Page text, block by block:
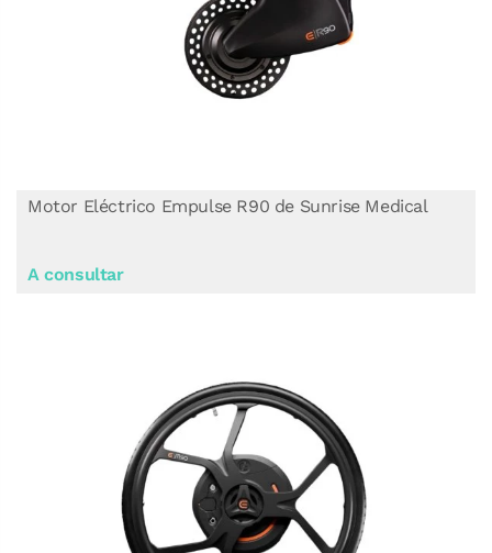
Motor Eléctrico Empulse R90 de Sunrise Medical
A consultar